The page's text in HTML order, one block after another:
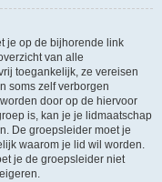
je op de bijhorende link
van alle
toegankelijk, ze vereisen
soms zelf verborgen
door op de hiervoor
is, kan je je lidmaatschap
De groepsleider moet je
waarom je lid wil worden.
je de groepsleider niet